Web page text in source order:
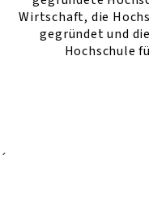
Wirtschaft, die
gegründet und
Hochschule
´